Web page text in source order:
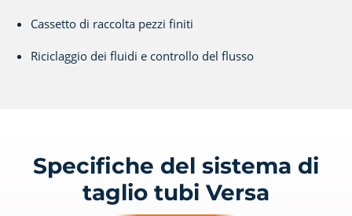
Cassetto di raccolta pezzi finiti
Riciclaggio dei fluidi e controllo del flusso
Specifiche del sistema di
taglio tubi Versa